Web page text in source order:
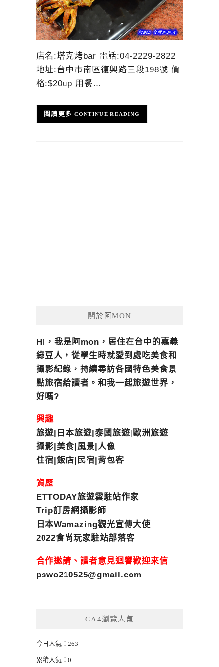
店名:塔克烤bar 電話:04-2229-2822
地址:台中市南區復興路三段198號 價
格:$20up 用餐…
CONTINUE READING
關於阿MON
HI，我是阿mon，居住在台中的嘉義
綠豆人，從學生時就愛到處吃美食和
攝影紀錄，持續尋訪各國特色美食景
點旅宿給讀者。和我一起旅遊世界，
好嗎?
興趣
旅遊|日本旅遊|泰國旅遊|歐洲旅遊
攝影|美食|風景|人像
住宿|飯店|民宿|背包客
資歷
ETTODAY旅遊雲駐站作家
Trip訂房網攝影師
日本Wamazing觀光宣傳大使
2022食尚玩家駐站部落客
合作邀請、讀者意見迴響歡迎來信
pswo210525@gmail.com
GA4瀏覽人氣
今日人氣：263
累積人氣：0